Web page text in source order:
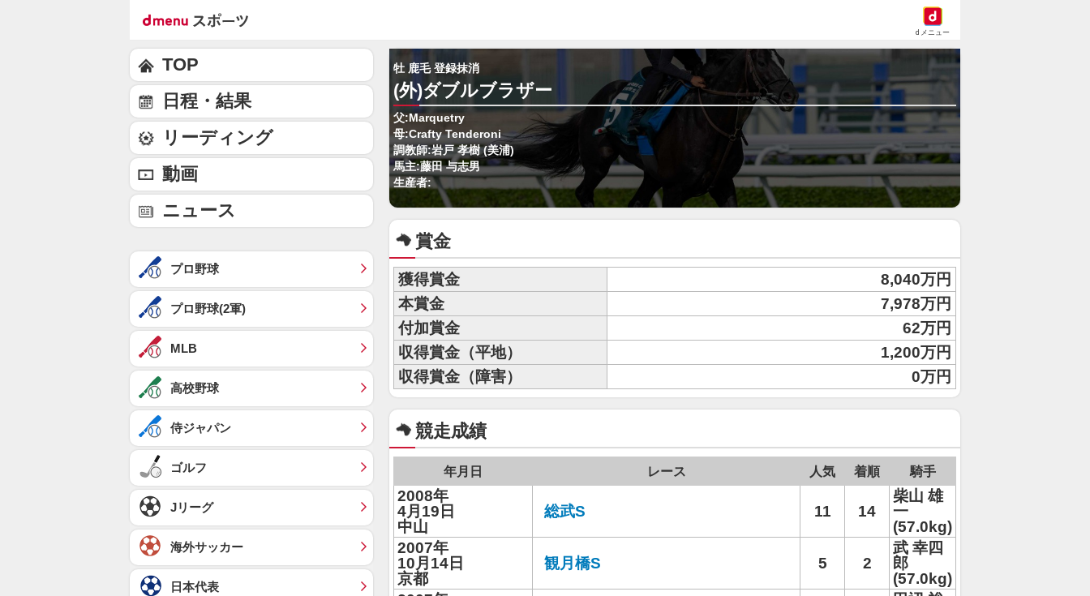
dメニュー
牡 鹿毛 登録抹消
(外)ダブルブラザー
父:Marquetry
母:Crafty Tenderoni
調教師:岩戸 孝樹 (美浦)
馬主:藤田 与志男
生産者:
賞金
獲得賞金
8,040万円
本賞金
7,978万円
付加賞金
62万円
収得賞金（平地）
1,200万円
収得賞金（障害）
0万円
競走成績
年月日 レース 人気 着順 騎手
2008年
4月19日
中山
総武S 11 14
柴山 雄
一
(57.0kg)
2007年
10月14日
京都
観月橋S 5 2
武 幸四
郎
(57.0kg)
TOP
日程・結果
リーディング
動画
ニュース
プロ野球
プロ野球(2軍)
MLB
高校野球
侍ジャパン
ゴルフ
Jリーグ
海外サッカー
日本代表